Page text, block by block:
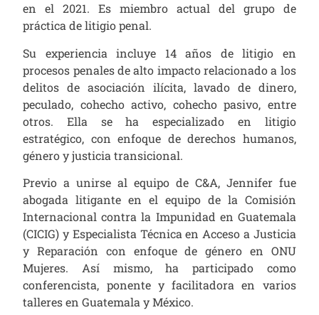
en el 2021. Es miembro actual del grupo de
práctica de litigio penal.
Su experiencia incluye 14 años de litigio en
procesos penales de alto impacto relacionado a los
delitos de asociación ilícita, lavado de dinero,
peculado, cohecho activo, cohecho pasivo, entre
otros. Ella se ha especializado en litigio
estratégico, con enfoque de derechos humanos,
género y justicia transicional.
Previo a unirse al equipo de C&A, Jennifer fue
abogada litigante en el equipo de la Comisión
Internacional contra la Impunidad en Guatemala
(CICIG) y Especialista Técnica en Acceso a Justicia
y Reparación con enfoque de género en ONU
Mujeres. Así mismo, ha participado como
conferencista, ponente y facilitadora en varios
talleres en Guatemala y México.